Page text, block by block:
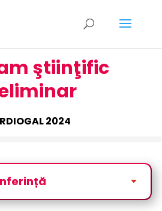
ştiinţific
2024